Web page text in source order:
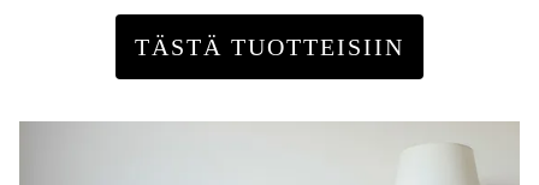
TÄSTÄ TUOTTEISIIN